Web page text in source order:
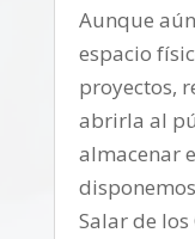
Aunque
espacio
proyectos,
abrirla al
almacenar
Salar de los